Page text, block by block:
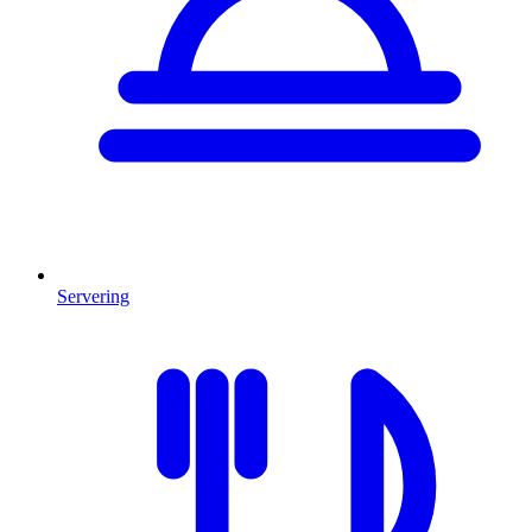
Servering